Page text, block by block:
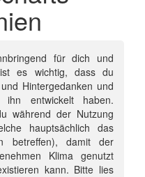
für dich und
es wichtig, dass du
Hintergedanken und
entwickelt haben.
während der Nutzung
hauptsächlich das
betreffen), damit der
Klima genutzt
kann. Bitte lies